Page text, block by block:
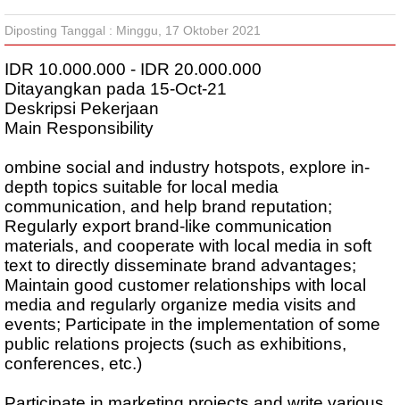
Diposting Tanggal : Minggu, 17 Oktober 2021
IDR 10.000.000 - IDR 20.000.000
Ditayangkan pada 15-Oct-21
Deskripsi Pekerjaan
Main Responsibility
ombine social and industry hotspots, explore in-
depth topics suitable for local media
communication, and help brand reputation;
Regularly export brand-like communication
materials, and cooperate with local media in soft
text to directly disseminate brand advantages;
Maintain good customer relationships with local
media and regularly organize media visits and
events; Participate in the implementation of some
public relations projects (such as exhibitions,
conferences, etc.)